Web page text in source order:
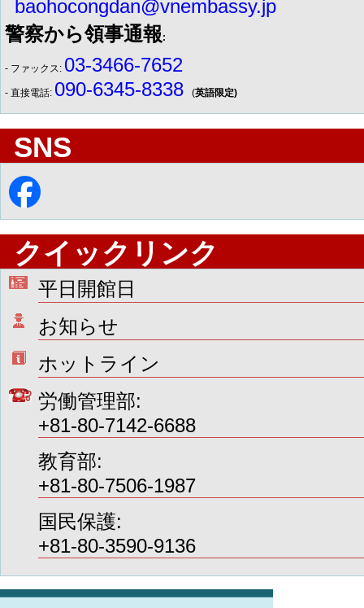
baohocongdan@vnembassy.jp
警察から領事通報:
- ファックス: 03-3466-7652
- 直接電話: 090-6345-8338 (英語限定)
SNS
クイックリンク
平日開館日
お知らせ
ホットライン
労働管理部:
+81-80-7142-6688
教育部:
+81-80-7506-1987
国民保護:
+81-80-3590-9136